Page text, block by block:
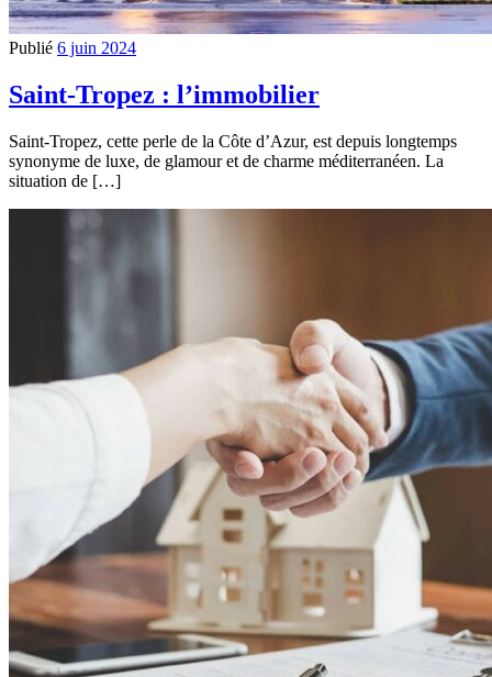
Publié 6 juin 2024
Saint-Tropez : l’immobilier
Saint-Tropez, cette perle de la Côte d’Azur, est depuis longtemps
synonyme de luxe, de glamour et de charme méditerranéen. La
situation de […]